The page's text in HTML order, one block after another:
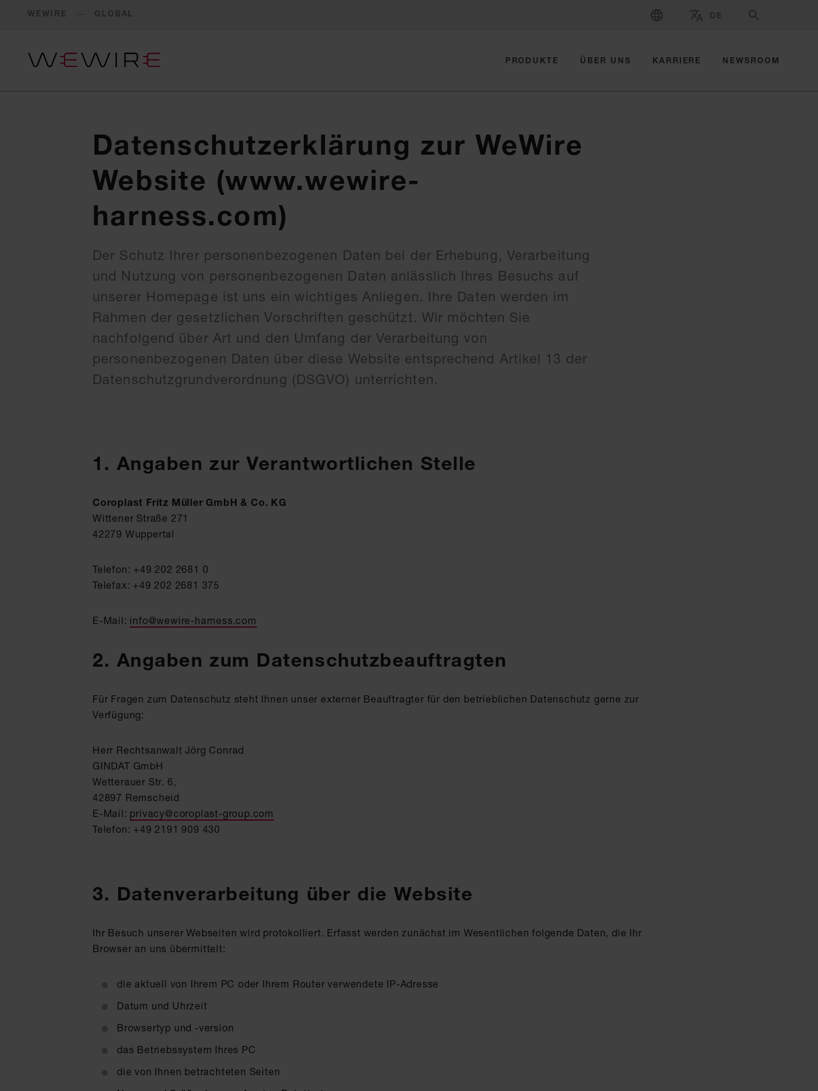
WEWIRE GLOBAL
WÄHLEN SIE MARKE UND LAND
DE SPRACHE
SUCHE
PRODUKTE ÜBER UNS KARRIERE NEWSROOM
Datenschutzerklärung zur WeWire
Website (www.wewire-
harness.com)
Der Schutz Ihrer personenbezogenen Daten bei der Erhebung, Verarbeitung
und Nutzung von personenbezogenen Daten anlässlich Ihres Besuchs auf
unserer Homepage ist uns ein wichtiges Anliegen. Ihre Daten werden im
Rahmen der gesetzlichen Vorschriften geschützt. Wir möchten Sie
nachfolgend über Art und den Umfang der Verarbeitung von
personenbezogenen Daten über diese Website entsprechend Artikel 13 der
Datenschutzgrundverordnung (DSGVO) unterrichten.
1. Angaben zur Verantwortlichen Stelle
Coroplast Fritz Müller GmbH & Co. KG
Wittener Straße 271
42279 Wuppertal
Telefon: +49 202 2681 0
Telefax: +49 202 2681 375
E-Mail: info@wewire-harness.com
2. Angaben zum Datenschutzbeauftragten
Für Fragen zum Datenschutz steht Ihnen unser externer Beauftragter für den betrieblichen Datenschutz gerne zur
Verfügung:
Herr Rechtsanwalt Jörg Conrad
GINDAT GmbH
Wetterauer Str. 6,
42897 Remscheid
E-Mail: privacy@coroplast-group.com
Telefon: +49 2191 909 430
3. Datenverarbeitung über die Website
Ihr Besuch unserer Webseiten wird protokolliert. Erfasst werden zunächst im Wesentlichen folgende Daten, die Ihr
Browser an uns übermittelt:
die aktuell von Ihrem PC oder Ihrem Router verwendete IP-Adresse
Datum und Uhrzeit
Browsertyp und -version
das Betriebssystem Ihres PC
die von Ihnen betrachteten Seiten